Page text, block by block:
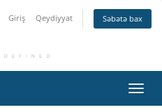
Giriş Qeydiyyat Səbətə bax
keçid